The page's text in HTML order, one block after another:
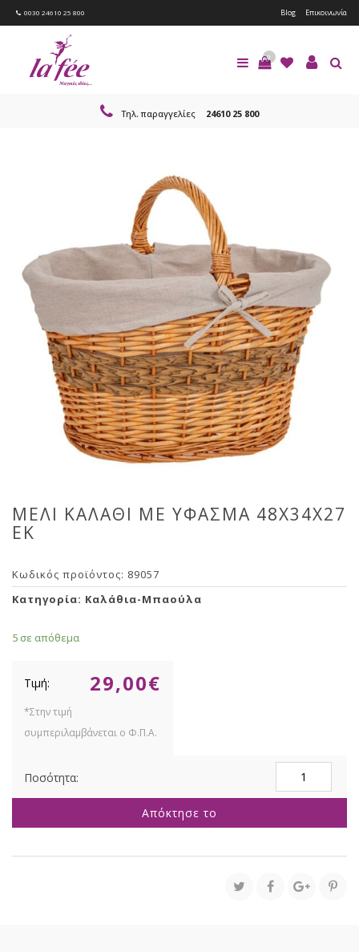
0030 24610 25 800 Blog Επικοινωνία
0
Τηλ. παραγγελίες 24610 25 800
ΜΕΛΙ ΚΑΛΑΘΙ ΜΕ ΥΦΑΣΜΑ 48X34X27
ΕΚ
Κωδικός προϊόντος: 89057
Κατηγορία: Καλάθια-Μπαούλα
5 σε απόθεμα
29,00€
ΚΑΛΑΘΙ
ΜΕ
48X34X27
Απόκτησε το